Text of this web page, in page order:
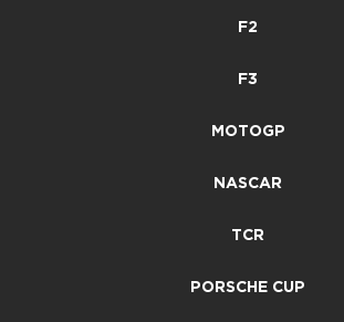
F2
F3
MOTOGP
NASCAR
TCR
PORSCHE CUP